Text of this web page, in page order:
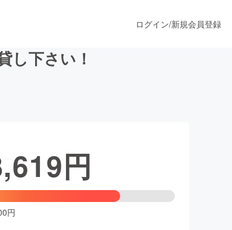
ファッション
ログイン/新規会員登録
し下さい！
円
円